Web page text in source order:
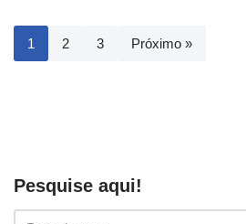
1 2 3 Próximo »
Pesquise aqui!